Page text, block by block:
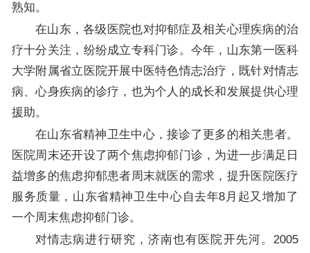
熟知。
在山东，各级医院也对抑郁症及相关心理疾病的治
疗十分关注，纷纷成立专科门诊。今年，山东第一医科
大学附属省立医院开展中医特色情志治疗，既针对情志
病、心身疾病的诊疗，也为个人的成长和发展提供心理
援助。
在山东省精神卫生中心，接诊了更多的相关患者。
医院周末还开设了两个焦虑抑郁门诊，为进一步满足日
益增多的焦虑抑郁患者周末就医的需求，提升医院医疗
服务质量，山东省精神卫生中心自去年8月起又增加了
一个周末焦虑抑郁门诊。
对情志病进行研究，济南也有医院开先河。2005